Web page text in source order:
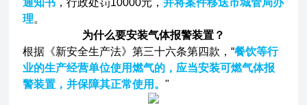
通知书 ，行政处罚10000元，并将案件移送市城管局办
理。
为什么要安装气体报警装置？
根据《新安全生产法》第三十六条第四款，“餐饮等行
业的生产经营单位使用燃气的，应当安装可燃气体报
警装置，并保障其正常使用。"